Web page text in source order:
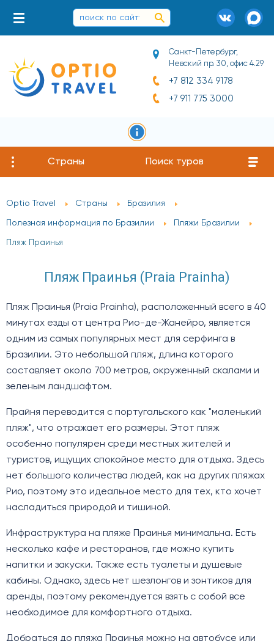
Санкт-Петербург,
Невский пр. 30, офис 4.29
+7 812 334 9178
+7 911 775 3000
Страны Поиск туров
Optio Travel Страны Бразилия
Полезная информация по Бразилии Пляжи Бразилии
Пляж Праинья
Пляж Праинья (Praia Prainha)
Пляж Праинья (Praia Prainha), расположенный всего в 40
минутах езды от центра Рио-де-Жанейро, является
одним из самых популярных мест для серфинга в
Бразилии. Это небольшой пляж, длина которого
составляет около 700 метров, окруженный скалами и
зеленым ландшафтом.
Прайня переводится с португальского как "маленький
пляж", что отражает его размеры. Этот пляж
особенно популярен среди местных жителей и
туристов, ищущих спокойное место для отдыха. Здесь
нет большого количества людей, как на других пляжах
Рио, поэтому это идеальное место для тех, кто хочет
насладиться природой и тишиной.
Инфраструктура на пляже Праинья минимальна. Есть
несколько кафе и ресторанов, где можно купить
напитки и закуски. Также есть туалеты и душевые
кабины. Однако, здесь нет шезлонгов и зонтиков для
аренды, поэтому рекомендуется взять с собой все
необходимое для комфортного отдыха.
Добраться до пляжа Праинья можно на автобусе или